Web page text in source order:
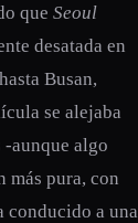
que Seoul
desatada en
Busan,
se alejaba
aunque algo
más pura, con
conducido a una